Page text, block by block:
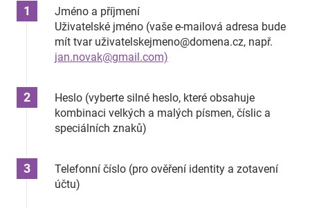
Jméno a příjmení
Uživatelské jméno (vaše e-mailová adresa bude
mít tvar uživatelskejmeno@domena.cz, např.
jan.novak@gmail.com)
Heslo (vyberte silné heslo, které obsahuje
kombinaci velkých a malých písmen, číslic a
speciálních znaků)
Telefonní číslo (pro ověření identity a zotavení
účtu)